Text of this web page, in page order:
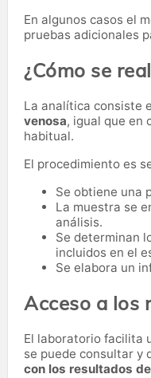
En algunos casos el
pruebas adicionales
¿Cómo se
La analítica consiste
venosa, igual que en
habitual.
El procedimiento es
Se obtiene una
La muestra se
análisis.
Se determinan
incluidos en el
Se elabora un
Acceso a los
El laboratorio facilita
se puede consultar y
con los resultados